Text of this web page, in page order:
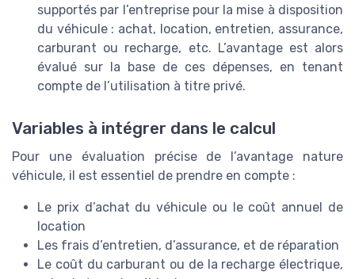
supportés par l’entreprise pour la mise à disposition
du véhicule : achat, location, entretien, assurance,
carburant ou recharge, etc. L’avantage est alors
évalué sur la base de ces dépenses, en tenant
compte de l’utilisation à titre privé.
Variables à intégrer dans le calcul
Pour une évaluation précise de l’avantage nature
véhicule, il est essentiel de prendre en compte :
Le prix d’achat du véhicule ou le coût annuel de
location
Les frais d’entretien, d’assurance, et de réparation
Le coût du carburant ou de la recharge électrique,